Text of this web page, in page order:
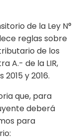
de la Ley N°
reglas sobre
de los
A.- de la LIR,
y 2016.
que, para
deberá
para